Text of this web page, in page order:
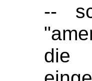
--
die